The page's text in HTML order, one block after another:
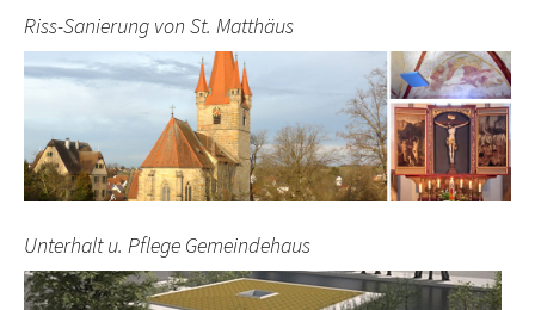
Riss-Sanierung von St. Matthäus
Unterhalt u. Pflege Gemeindehaus